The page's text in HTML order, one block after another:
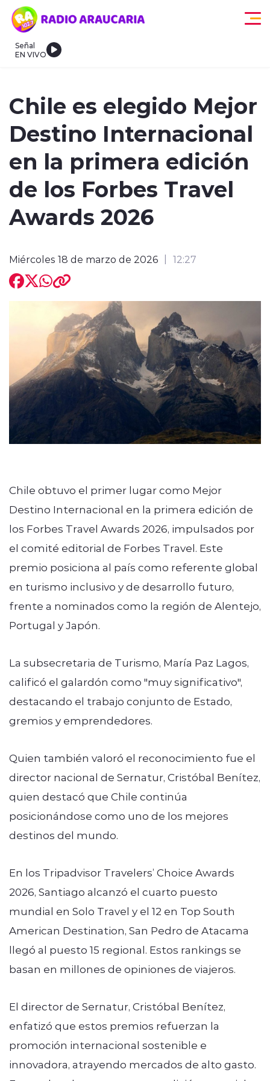
Click acá para ir directamente al contenido
Señal
EN VIVO
modo claro
Chile es elegido Mejor
Destino Internacional
en la primera edición
de los Forbes Travel
Awards 2026
Miércoles 18 de marzo de 2026 12:27
Chile obtuvo el primer lugar como Mejor
Destino Internacional en la primera edición de
los Forbes Travel Awards 2026, impulsados por
el comité editorial de Forbes Travel. Este
premio posiciona al país como referente global
en turismo inclusivo y de desarrollo futuro,
frente a nominados como la región de Alentejo,
Portugal y Japón.
La subsecretaria de Turismo, María Paz Lagos,
calificó el galardón como "muy significativo",
destacando el trabajo conjunto de Estado,
gremios y emprendedores.
Quien también valoró el reconocimiento fue el
director nacional de Sernatur, Cristóbal Benítez,
quien destacó que Chile continúa
posicionándose como uno de los mejores
destinos del mundo.
En los Tripadvisor Travelers’ Choice Awards
2026, Santiago alcanzó el cuarto puesto
mundial en Solo Travel y el 12 en Top South
American Destination, San Pedro de Atacama
llegó al puesto 15 regional. Estos rankings se
basan en millones de opiniones de viajeros.
El director de Sernatur, Cristóbal Benítez,
enfatizó que estos premios refuerzan la
promoción internacional sostenible e
innovadora, atrayendo mercados de alto gasto.